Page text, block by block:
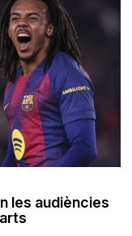
les audiències